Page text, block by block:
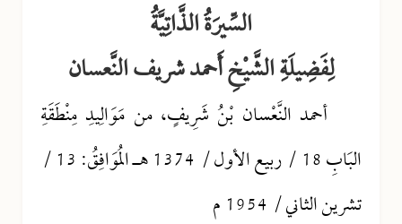
السِّيرَةُ الذَّاتِيَّةُ
لِفَضِيلَةِ الشَّيْخِ أَحمد شريف النَّعسان
أحمد النَّعْسان بْنُ شَرِيفٍ، من مَوَالِيدِ مِنْطَقَةِ
البَابِ 18 / ربيع الأول / 1374 هـ المُوَافِقُ: 13 /
تشرين الثاني / 1954 م